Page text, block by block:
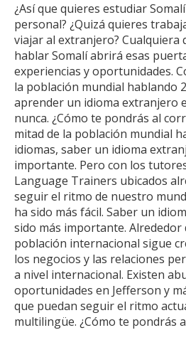
¿Así que quieres estudiar
personal? ¿Quizá quieres
viajar al extranjero? Cualquiera
hablar Somalí abrirá esas
experiencias y oportunidades.
la población mundial hablando
aprender un idioma extranjero
nunca. ¿Cómo te pondrás al
mitad de la población mundial
idiomas, saber un idioma
importante. Pero con los
Language Trainers ubicados
seguir el ritmo de nuestro
ha sido más fácil. Saber un
sido más importante. Alrededor
población internacional sigue
los negocios y las relaciones
a nivel internacional. Existen
oportunidades en Jefferson y
que puedan seguir el ritmo
multilingüe. ¿Cómo te pondrás